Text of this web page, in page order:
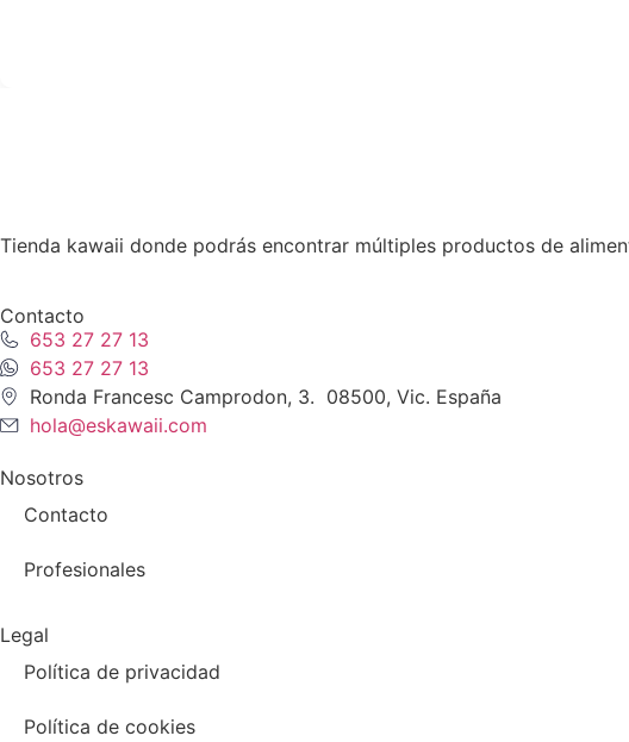
Tienda kawaii donde podrás encontrar múltiples productos de
Contacto
653 27 27 13
653 27 27 13
Ronda Francesc Camprodon, 3. 08500, Vic. España
hola@eskawaii.com
Nosotros
Contacto
Profesionales
Legal
Política de privacidad
Política de cookies